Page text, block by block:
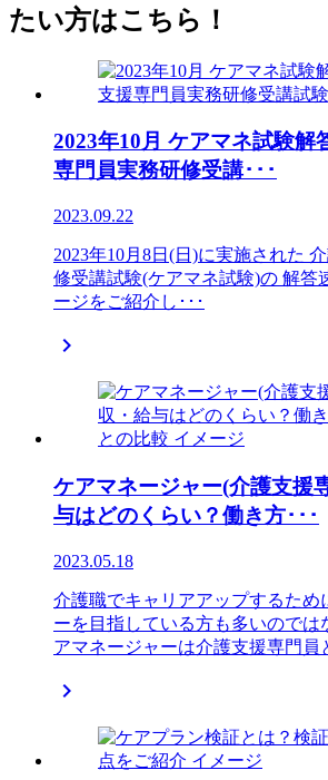
たい方はこちら！
2023年10月 ケアマネ試験解
専門員実務研修受講･･･
2023.09.22
2023年10月8日(日)に実施された
修受講試験(ケアマネ試験)の 解答
ージをご紹介し･･･

ケアマネージャー(介護支援
与はどのくらい？働き方･･･
2023.05.18
介護職でキャリアアップするため
ーを目指している方も多いのでは
アマネージャーは介護支援専門員
